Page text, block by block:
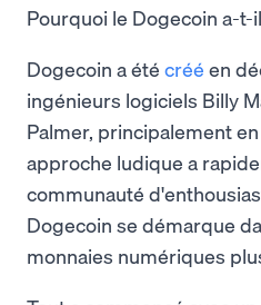
Pourquoi le Dogecoin a-t-
Dogecoin a été créé en
ingénieurs logiciels Billy
Palmer, principalement
approche ludique a
communauté
Dogecoin se démarque
monnaies numériques